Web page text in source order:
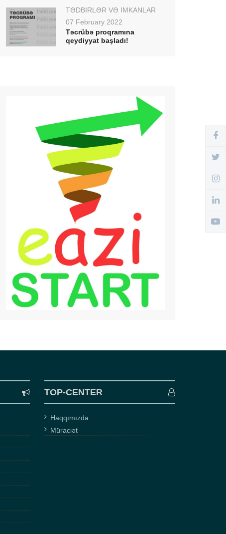
TƏDBİRLƏR VƏ İMKANLAR
07 February 2022
Təcrübə proqramına
qeydiyyat başladı!
TOP-CENTER
Haqqımızda
Müraciət